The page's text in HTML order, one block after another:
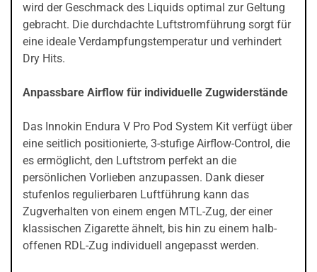
wird der Geschmack des Liquids optimal zur Geltung
gebracht. Die durchdachte Luftstromführung sorgt für
eine ideale Verdampfungstemperatur und verhindert
Dry Hits.
Anpassbare Airflow für individuelle Zugwiderstände
Das Innokin Endura V Pro Pod System Kit verfügt über
eine seitlich positionierte, 3-stufige Airflow-Control, die
es ermöglicht, den Luftstrom perfekt an die
persönlichen Vorlieben anzupassen. Dank dieser
stufenlos regulierbaren Luftführung kann das
Zugverhalten von einem engen MTL-Zug, der einer
klassischen Zigarette ähnelt, bis hin zu einem halb-
offenen RDL-Zug individuell angepasst werden.